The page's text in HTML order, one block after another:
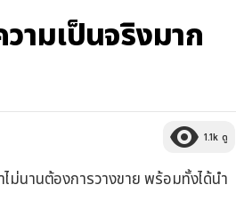
ามเป็นจริงมาก
1.1k ดู
ม่นานต้องการวางขาย พร้อมทั้งได้นำ